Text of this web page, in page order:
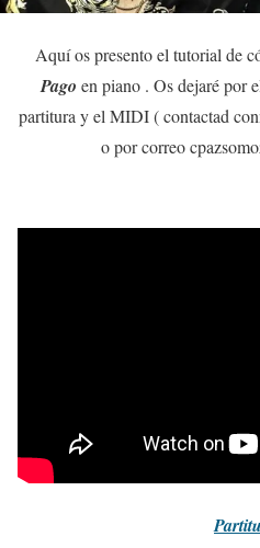
Aquí os presento el tutorial de
Pago en piano . Os dejaré por
partitura y el MIDI ( contactad
o por correo